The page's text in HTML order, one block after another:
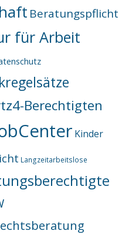
Beratungspflicht
für Arbeit
Berechtigten
Kinder
Langzeitarbeitslose